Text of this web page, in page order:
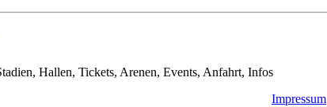
Hallen, Tickets, Arenen, Events, Anfahrt, Infos
Impressum